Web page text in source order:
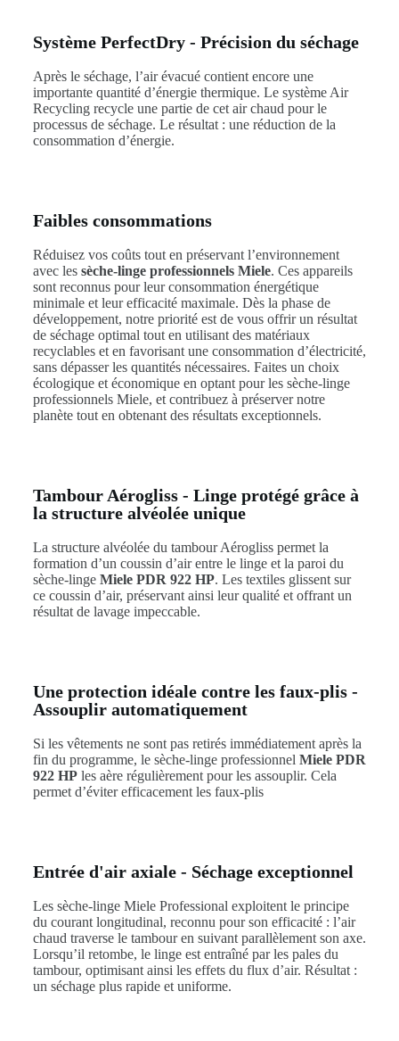
Système PerfectDry - Précision du séchage
Après le séchage, l’air évacué contient encore une
importante quantité d’énergie thermique. Le système Air
Recycling recycle une partie de cet air chaud pour le
processus de séchage. Le résultat : une réduction de la
consommation d’énergie.
Faibles consommations
Réduisez vos coûts tout en préservant l’environnement
avec les sèche-linge professionnels Miele. Ces appareils
sont reconnus pour leur consommation énergétique
minimale et leur efficacité maximale. Dès la phase de
développement, notre priorité est de vous offrir un résultat
de séchage optimal tout en utilisant des matériaux
recyclables et en favorisant une consommation d’électricité,
sans dépasser les quantités nécessaires. Faites un choix
écologique et économique en optant pour les sèche-linge
professionnels Miele, et contribuez à préserver notre
planète tout en obtenant des résultats exceptionnels.
Tambour Aérogliss - Linge protégé grâce à
la structure alvéolée unique
La structure alvéolée du tambour Aérogliss permet la
formation d’un coussin d’air entre le linge et la paroi du
sèche-linge Miele PDR 922 HP. Les textiles glissent sur
ce coussin d’air, préservant ainsi leur qualité et offrant un
résultat de lavage impeccable.
Une protection idéale contre les faux-plis -
Assouplir automatiquement
Si les vêtements ne sont pas retirés immédiatement après la
fin du programme, le sèche-linge professionnel Miele PDR
922 HPles aère régulièrement pour les assouplir. Cela
permet d’éviter efficacement les faux-plis
Entrée d'air axiale - Séchage exceptionnel
Les sèche-linge Miele Professional exploitent le principe
du courant longitudinal, reconnu pour son efficacité : l’air
chaud traverse le tambour en suivant parallèlement son axe.
Lorsqu’il retombe, le linge est entraîné par les pales du
tambour, optimisant ainsi les effets du flux d’air. Résultat :
un séchage plus rapide et uniforme.